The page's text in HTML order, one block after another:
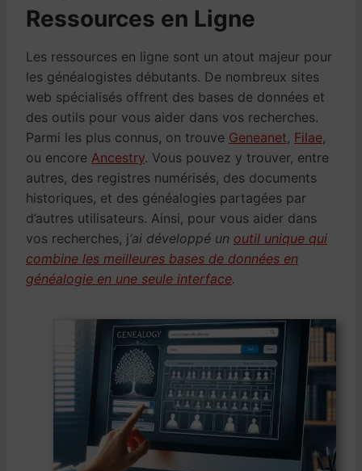
Ressources en Ligne
Les ressources en ligne sont un atout majeur pour
les généalogistes débutants. De nombreux sites
web spécialisés offrent des bases de données et
des outils pour vous aider dans vos recherches.
Parmi les plus connus, on trouve Geneanet, Filae,
ou encore Ancestry. Vous pouvez y trouver, entre
autres, des registres numérisés, des documents
historiques, et des généalogies partagées par
d’autres utilisateurs. Ainsi, pour vous aider dans
vos recherches, j‘ai développé un outil unique qui
combine les meilleures bases de données en
généalogie en une seule interface.